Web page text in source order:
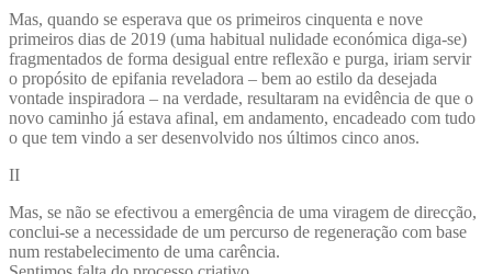
Mas, quando se esperava que os primeiros cinquenta e nove
primeiros dias de 2019 (uma habitual nulidade económica diga-se)
fragmentados de forma desigual entre reflexão e purga, iriam servir
o propósito de epifania reveladora – bem ao estilo da desejada
vontade inspiradora – na verdade, resultaram na evidência de que o
novo caminho já estava afinal, em andamento, encadeado com tudo
o que tem vindo a ser desenvolvido nos últimos cinco anos.
II
Mas, se não se efectivou a emergência de uma viragem de direcção,
conclui-se a necessidade de um percurso de regeneração com base
num restabelecimento de uma carência.